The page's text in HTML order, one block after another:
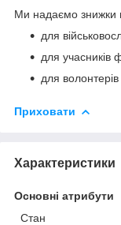
Ми надаємо знижки
для
для
для волонтерів
Приховати
Характеристики
Основні атрибути
Стан